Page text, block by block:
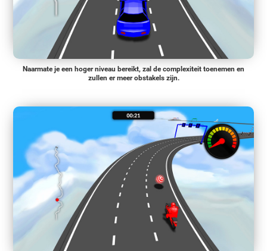
Naarmate je een hoger niveau bereikt, zal de complexiteit toenemen en
zullen er meer obstakels zijn.